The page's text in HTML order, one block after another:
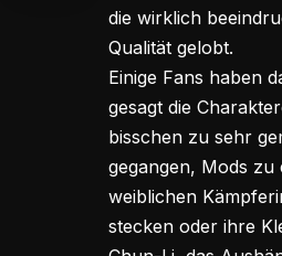
die wirklich
Qualität gelobt.
Einige Fans haben
gesagt die
bisschen zu sehr
gegangen, Mods zu
weiblichen
stecken oder ihre